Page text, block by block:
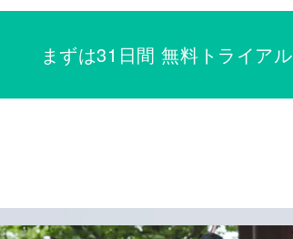
まずは31日間 無料トライアル